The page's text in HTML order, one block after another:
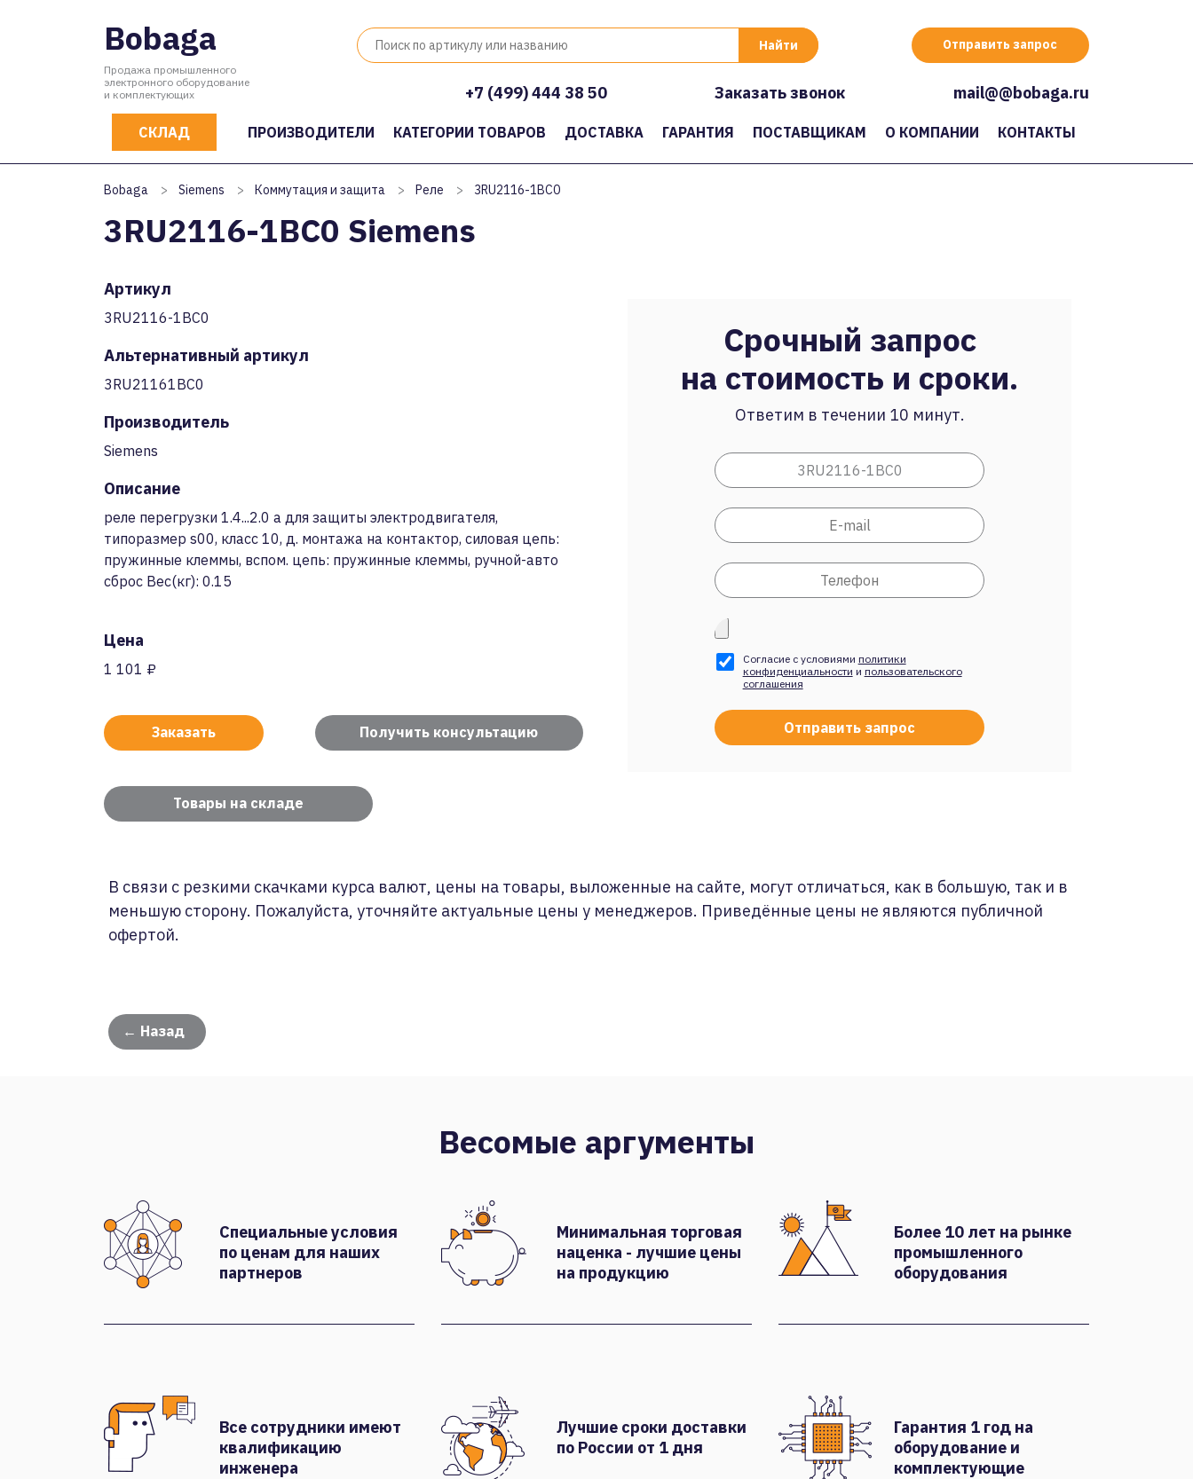
Bobaga
Продажа промышленного
электронного оборудование
и комплектующих
Отправить запрос
+7 (499) 444 38 50 Заказать звонок mail@@bobaga.ru
СКЛАД ПРОИЗВОДИТЕЛИ КАТЕГОРИИ ТОВАРОВ ДОСТАВКА ГАРАНТИЯ ПОСТАВЩИКАМ О КОМПАНИИ КОНТАКТЫ
Bobaga > Siemens > Коммутация и защита > Реле > 3RU2116-1BC0
3RU2116-1BC0 Siemens
Артикул
3RU2116-1BC0
Альтернативный артикул
3RU21161BC0
Производитель
Siemens
Описание
реле перегрузки 1.4...2.0 a для защиты электродвигателя,
типоразмер s00, класс 10, д. монтажа на контактор, силовая цепь:
пружинные клеммы, вспом. цепь: пружинные клеммы, ручной-авто
сброс Вес(кг): 0.15
Цена
1 101 ₽
Заказать Получить консультацию
Товары на складе
Срочный запрос
на стоимость и сроки.
Ответим в течении 10 минут.
Согласие с условиями политики
конфиденциальности и пользовательского
соглашения
В связи с резкими скачками курса валют, цены на товары, выложенные на сайте, могут отличаться, как в большую, так и в
меньшую сторону. Пожалуйста, уточняйте актуальные цены у менеджеров. Приведённые цены не являются публичной
офертой.
← Назад
Весомые аргументы
Специальные условия
по ценам для наших
партнеров
Минимальная торговая
наценка - лучшие цены
на продукцию
Более 10 лет на рынке
промышленного
оборудования
Все сотрудники имеют
квалификацию
инженера
Лучшие сроки доставки
по России от 1 дня
Гарантия 1 год на
оборудование и
комплектующие